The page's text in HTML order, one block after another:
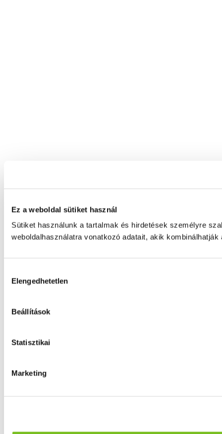
Ez a weboldal sütiket használ
Sütiket használunk a tartalmak és hirdetések személyre
weboldalhasználatra vonatkozó adatait, akik
kiválasztása
Elengedhetetlen
Beállítások
Statisztikai
Marketing